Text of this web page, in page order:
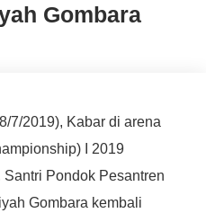
Gombara
7/2019), Kabar di arena
I 2019
Pondok Pesantren
Gombara kembali